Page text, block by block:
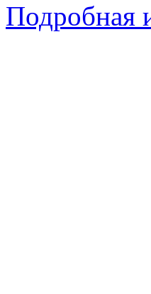
Подробная